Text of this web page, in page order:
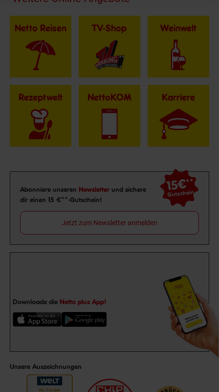
Netto Reisen TV-Shop Weinwelt
Rezeptwelt NettoKOM Karriere
Newsletter Anmeldung
Abonniere unseren Newsletter und sichere
dir einen 15 €**-Gutschein!
15€**
Gutschein
Jetzt zum Newsletter anmelden
Downloade die Netto plus App!
Unsere Auszeichnungen